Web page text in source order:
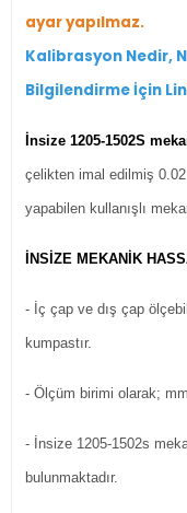
ayar yapılmaz.
Kalibrasyon Nedir,
Bilgilendirme İçin
İnsize 1205-1502S
çelikten imal edilmiş
yapabilen kullanışlı
İNSİZE MEKANİK
- İç çap ve dış çap
kumpastır.
- Ölçüm birimi olarak;
- İnsize 1205-1502s
bulunmaktadır.